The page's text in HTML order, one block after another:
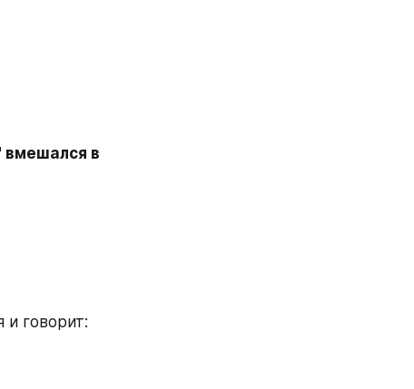
вмешался в
и говорит: